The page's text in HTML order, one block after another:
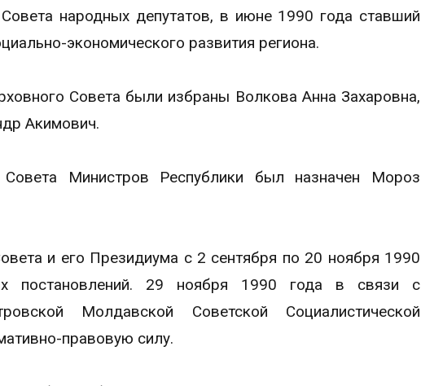
народных депутатов, в июне 1990 года ставший
экономического развития региона.
Совета были избраны Волкова Анна Захаровна,
Акимович.
Министров Республики был назначен Мороз
и его Президиума с 2 сентября по 20 ноября 1990
постановлений. 29 ноября 1990 года в связи с
Молдавской Советской Социалистической
правовую силу.